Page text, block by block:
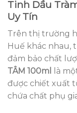
Tinh Dầu
Uy Tín
Trên thị trường
Huế khác nhau,
đảm bảo chất
TÂM 100ml
là
được chiết xuất
chứa chất phụ